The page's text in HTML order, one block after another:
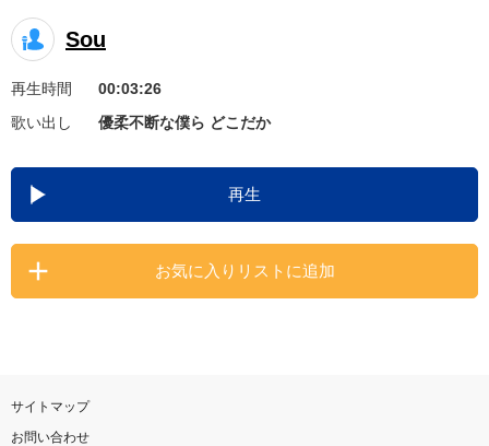
キャンペーン
お知らせ よくあるご質問
DAMの新曲・ランキングなど
カラオケ最新情報をチェック！
Sou
再生時間
00:03:26
歌い出し
優柔不断な僕ら どこだか
再生
お気に入りリストに追加
サイトマップ
お問い合わせ